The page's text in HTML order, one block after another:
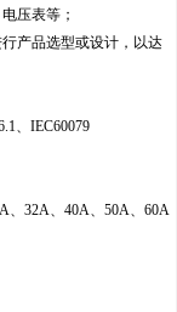
压表等；
产品选型或设计，以达
、IEC60079
、32A、40A、50A、60A